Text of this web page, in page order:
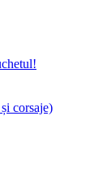
corsaje)